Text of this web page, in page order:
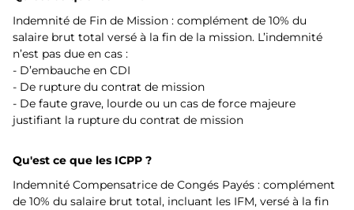
Indemnité de Fin de Mission : complément de 10% du
salaire brut total versé à la fin de la mission. L’indemnité
n’est pas due en cas :
- D’embauche en CDI
- De rupture du contrat de mission
- De faute grave, lourde ou un cas de force majeure
justifiant la rupture du contrat de mission
Qu'est ce que les ICPP ?
Indemnité Compensatrice de Congés Payés : complément
de 10% du salaire brut total, incluant les IFM, versé à la fin